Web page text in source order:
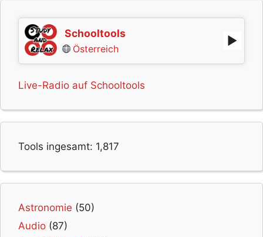
Schooltools
Österreich
Live-Radio auf Schooltools
Tools ingesamt: 1,817
Astronomie (50)
Audio (87)